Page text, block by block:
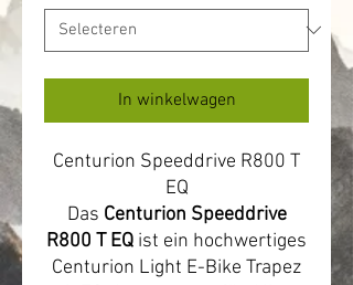
In winkelwagen
Centurion Speeddrive R800 T
EQ
Das Centurion Speeddrive
R800 T EQ ist ein hochwertiges
Centurion Light E-Bike Trapez